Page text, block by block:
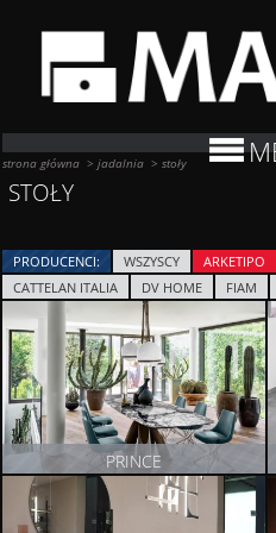
strona główna >jadalnia >stoły
STOŁY
PRODUCENCI: WSZYSCY ARKETIPO
CATTELAN ITALIA
DV HOME FIAM
PRINCE
ZOBACZ PRODUKT